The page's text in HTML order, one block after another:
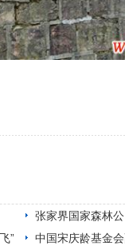
张家界国家森林
”
中国宋庆龄基金